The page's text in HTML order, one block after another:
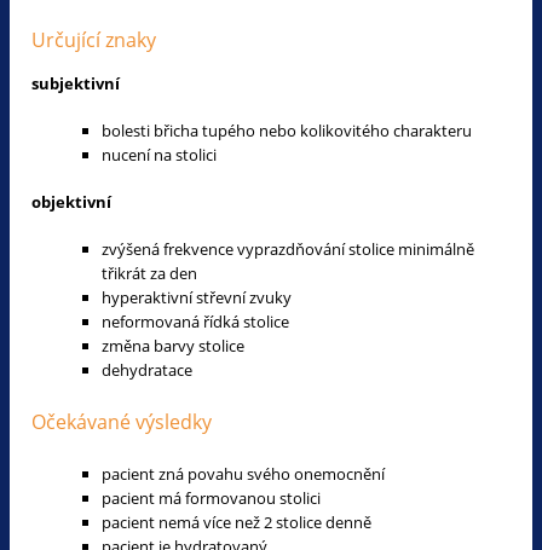
Určující znaky
subjektivní
bolesti břicha tupého nebo kolikovitého charakteru
nucení na stolici
objektivní
zvýšená frekvence vyprazdňování stolice minimálně
třikrát za den
hyperaktivní střevní zvuky
neformovaná řídká stolice
změna barvy stolice
dehydratace
Očekávané výsledky
pacient zná povahu svého onemocnění
pacient má formovanou stolici
pacient nemá více než 2 stolice denně